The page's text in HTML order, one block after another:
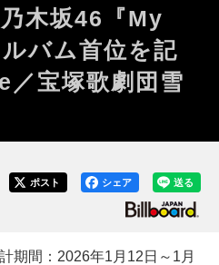
木坂46『My
バム首位を記
宝塚歌劇団雪
送る
シェア
ポスト
期間：2026年1月12日～1月